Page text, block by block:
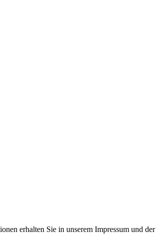
erhalten Sie in unserem Impressum und der